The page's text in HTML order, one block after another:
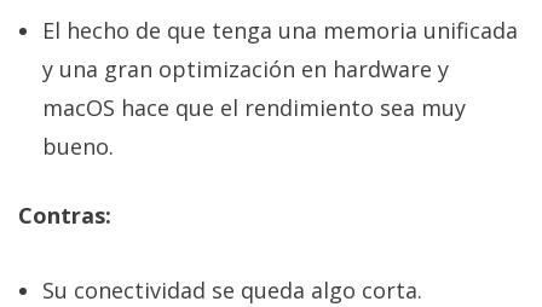
El hecho de que tenga una memoria unificada
y una gran optimización en hardware y
macOS hace que el rendimiento sea muy
bueno.
Contras:
Su conectividad se queda algo corta.